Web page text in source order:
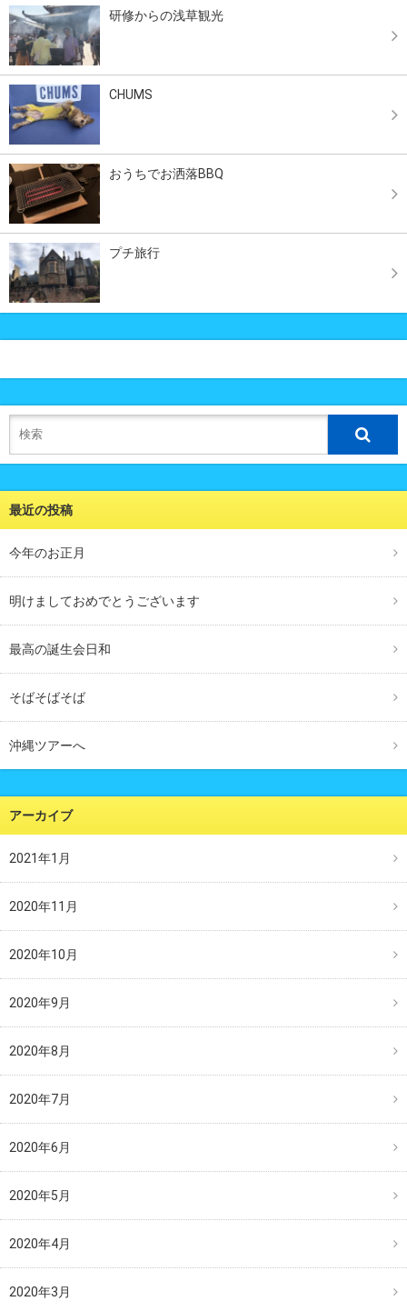
研修からの浅草観光
CHUMS
おうちでお洒落BBQ
プチ旅行
最近の投稿
今年のお正月
明けましておめでとうございます
最高の誕生会日和
そばそばそば
沖縄ツアーへ
アーカイブ
2021年1月
2020年11月
2020年10月
2020年9月
2020年8月
2020年7月
2020年6月
2020年5月
2020年4月
2020年3月